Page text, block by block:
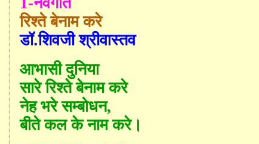
रिश्ते बेनाम करे
डॉ.शिवजी श्रीवास्तव
आभासी दुनिया
सारे रिश्ते बेनाम करे
नेह भरे सम्बोधन,
बीते कल के नाम करे।